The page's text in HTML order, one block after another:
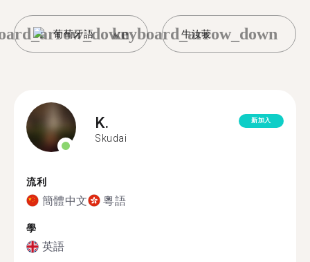
葡萄牙語 牛汝莪
keyboard_arrow_down
K.
Skudai
新加入
流利
簡體中文 粵語
學
英語